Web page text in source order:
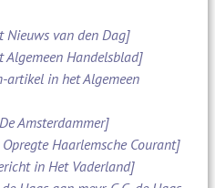
Nieuws van den Dag]
Handelsblad]
artikel in het Algemeen
Amsterdammer]
Haarlemsche Courant]
in Het Vaderland]